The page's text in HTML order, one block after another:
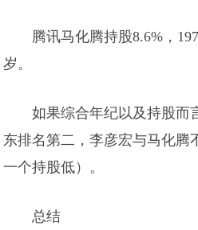
腾讯马化腾持股8.6%，
岁。
如果综合年纪以及持股而
东排名第二，李彦宏与马化腾
一个持股低）。
总结